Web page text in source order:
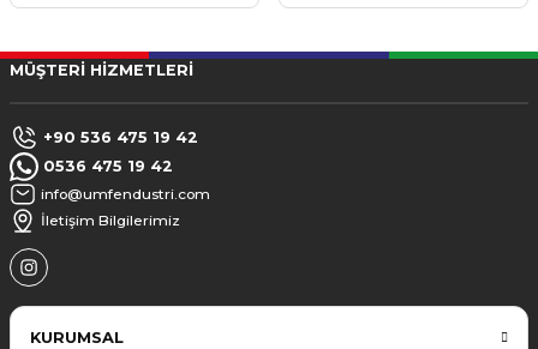
MÜŞTERİ HİZMETLERİ
+90 536 475 19 42
0536 475 19 42
info@umfendustri.com
İletişim Bilgilerimiz
KURUMSAL